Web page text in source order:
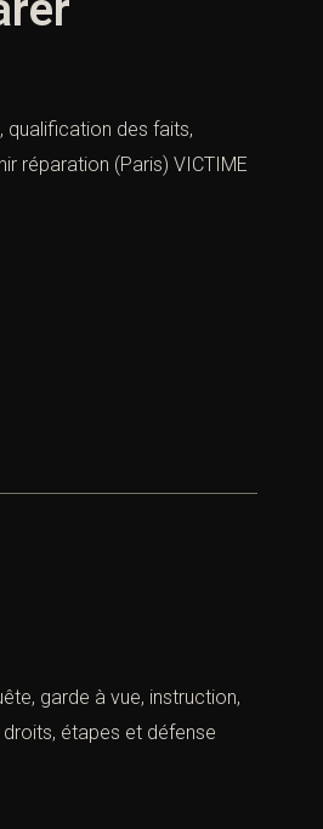
qualification des faits,
réparation (Paris) VICTIME
garde à vue, instruction,
étapes et défense